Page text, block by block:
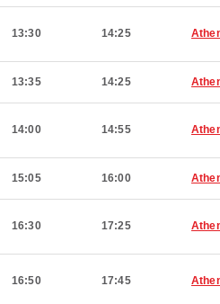
13:30 14:25
13:35 14:25
14:00 14:55
15:05 16:00
16:30 17:25
16:50 17:45